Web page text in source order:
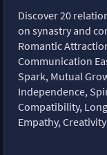
Discover 20
on synastry and
Romantic
Communication
Spark, Mutual
Independence,
Compatibility,
Empathy,